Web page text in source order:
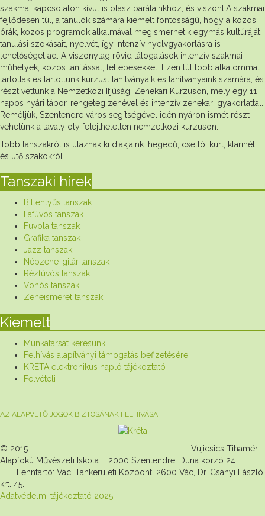
szakmai kapcsolaton kívül is olasz barátainkhoz, és viszont.A szakmai
fejlődésen túl, a tanulók számára kiemelt fontosságú, hogy a közös
órák, közös programok alkalmával megismerhetik egymás kultúráját,
tanulási szokásait, nyelvét, így intenzív nyelvgyakorlásra is
lehetőséget ad. A viszonylag rövid látogatások intenzív szakmai
műhelyek, közös tanítással, fellépésekkel. Ezen túl több alkalommal
tartottak és tartottunk kurzust tanítványaik és tanítványaink számára, és
részt vettünk a Nemzetközi Ifjúsági Zenekari Kurzuson, mely egy 11
napos nyári tábor, rengeteg zenével és intenzív zenekari gyakorlattal.
Reméljük, Szentendre város segítségével idén nyáron ismét részt
vehetünk a tavaly oly felejthetetlen nemzetközi kurzuson.
Több tanszakról is utaznak ki diákjaink: hegedű, cselló, kürt, klarinét
és ütő szakokról.
Tanszaki hírek
Billentyűs tanszak
Fafúvós tanszak
Fuvola tanszak
Grafika tanszak
Jazz tanszak
Népzene-gitár tanszak
Rézfúvós tanszak
Vonós tanszak
Zeneismeret tanszak
Kiemelt
Munkatársat keresünk
Felhívás alapítványi támogatás befizetésére
KRÉTA elektronikus napló tájékoztató
Felvételi
AZ ALAPVETŐ JOGOK BIZTOSÁNAK FELHÍVÁSA
© 2015 Vujicsics Tihamér
Alapfokú Művészeti Iskola 2000 Szentendre, Duna korzó 24.
Fenntartó: Váci Tankerületi Központ, 2600 Vác, Dr. Csányi László
krt. 45.
Adatvédelmi tájékoztató 2025